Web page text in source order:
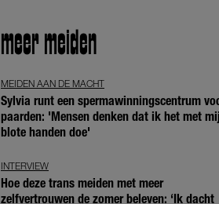
meer meiden
MEIDEN AAN DE MACHT
Sylvia runt een spermawinningscentrum
paarden: 'Mensen denken dat ik het met
blote handen doe'
INTERVIEW
Hoe deze trans meiden met meer
zelfvertrouwen de zomer beleven: ‘Ik dacht